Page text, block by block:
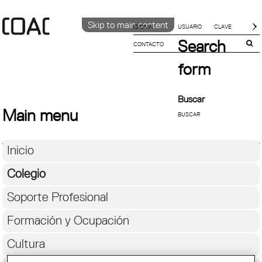
Skip to main content
IDIOMA
CATALÀ
CONTACTO
Search
form
Buscar
Main menu
Inicio
Colegio
Soporte Profesional
Formación y Ocupación
Cultura